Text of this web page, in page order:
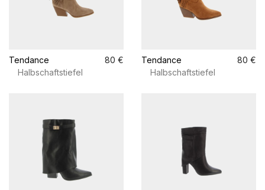
Tendance
80 €
Halbschaftstiefel
Tendance
80 €
Halbschaftstiefel